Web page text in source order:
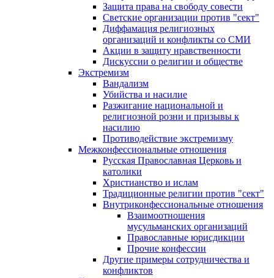
Защита права на свободу совести
Светские организации против "сект"
Диффамация религиозных
организаций и конфликты со СМИ
Акции в защиту нравственности
Дискуссии о религии и обществе
Экстремизм
Вандализм
Убийства и насилие
Разжигание национальной и
религиозной розни и призывы к
насилию
Противодействие экстремизму
Межконфессиональные отношения
Русская Православная Церковь и
католики
Христианство и ислам
Традиционные религии против "сект"
Внутриконфессиональные отношения
Взаимоотношения
мусульманских организаций
Православные юрисдикции
Прочие конфессии
Другие примеры сотрудничества и
конфликтов